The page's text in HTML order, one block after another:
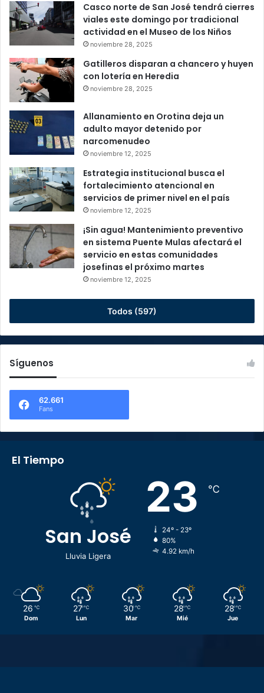
Casco norte de San José tendrá cierres
viales este domingo por tradicional
actividad en el Museo de los Niños
noviembre 28, 2025
Gatilleros disparan a chancero y huyen
con lotería en Heredia
noviembre 28, 2025
Allanamiento en Orotina deja un
adulto mayor detenido por
narcomenudeo
noviembre 12, 2025
Estrategia institucional busca el
fortalecimiento atencional en
servicios de primer nivel en el país
noviembre 12, 2025
¡Sin agua! Mantenimiento preventivo
en sistema Puente Mulas afectará el
servicio en estas comunidades
josefinas el próximo martes
noviembre 12, 2025
Todos (597)
Síguenos
62.661
Fans
El Tiempo
San José
Lluvia Ligera
23 ℃
24º - 23º
80%
4.92 km/h
26 ℃
Dom
27 ℃
Lun
30 ℃
Mar
28 ℃
Mié
28 ℃
Jue